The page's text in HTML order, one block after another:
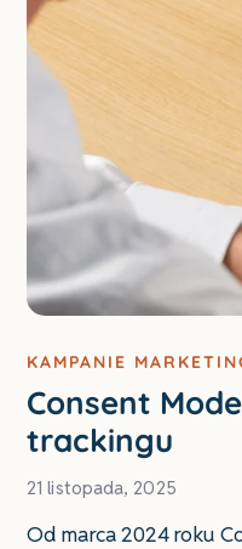
KAMPANIE
Consent
trackingu
21 listopada, 2025
Od marca 2024 roku